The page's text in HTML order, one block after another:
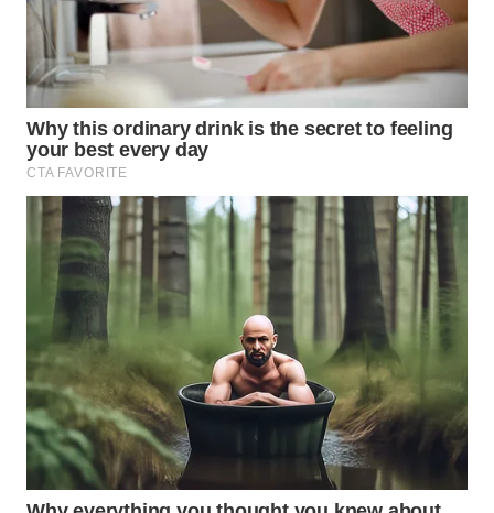
WAHANA
ADVOKAT
WAHANA
INFRASTRUKTUR
WAHANA
KONSUMEN
WAHANA
LISTRIK
WAHANA
TRAVEL
WAHANA
TV
WAHANANEWS